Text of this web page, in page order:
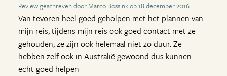
Review geschreven door Marco Bossink op 18 december 2016
Van tevoren heel goed geholpen met het plannen van
mijn reis, tijdens mijn reis ook goed contact met ze
gehouden, ze zijn ook helemaal niet zo duur. Ze
hebben zelf ook in Australië gewoond dus kunnen
echt goed helpen